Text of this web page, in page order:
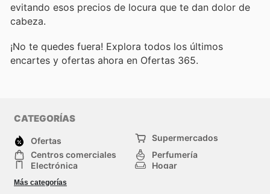
evitando esos precios de locura que te dan dolor de
cabeza.
¡No te quedes fuera! Explora todos los últimos
encartes y ofertas ahora en Ofertas 365.
CATEGORÍAS
Ofertas
Supermercados
Centros comerciales
Perfumería
Electrónica
Hogar
Deporte
Moda
Más categorías